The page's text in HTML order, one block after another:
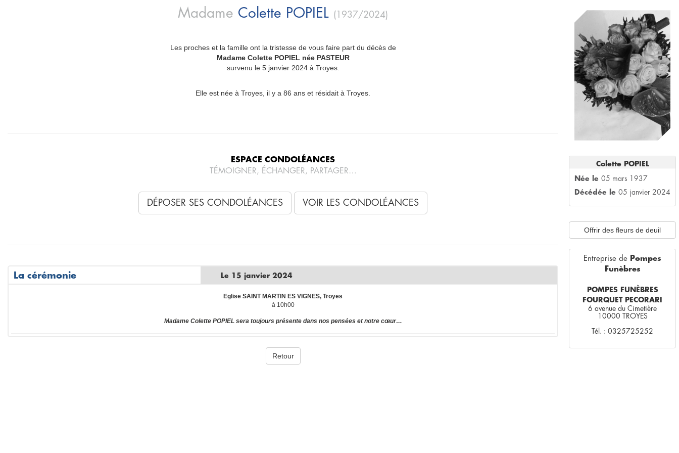
Madame Colette POPIEL (1937/2024)
Les proches et la famille ont la tristesse de vous faire part du décès de
Madame Colette POPIEL née PASTEUR
survenu le 5 janvier 2024 à Troyes.
Elle est née à Troyes, il y a 86 ans et résidait à Troyes.
ESPACE CONDOLÉANCES
TÉMOIGNER, ÉCHANGER, PARTAGER…
DÉPOSER SES CONDOLÉANCES VOIR LES CONDOLÉANCES
La cérémonie Le 15 janvier 2024
Eglise SAINT MARTIN ES VIGNES, Troyes
à 10h00
Madame Colette POPIEL sera toujours présente dans nos pensées et notre cœur…
Retour
Colette POPIEL
Née le 05 mars 1937
Décédée le 05 janvier 2024
Offrir des fleurs de deuil
Entreprise de Pompes
Funèbres
POMPES FUNÈBRES
FOURQUET PECORARI
6 avenue du Cimetière
10000 TROYES
Tél. : 0325725252